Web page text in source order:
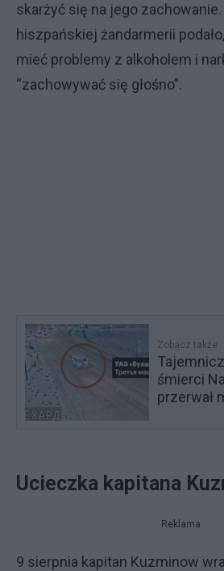
skarżyć się na jego zachowanie.
hiszpańskiej żandarmerii
mieć problemy z alkoholem i
“zachowywać się głośno”.
Zobacz także
śmierci
przerwał
Ucieczka kapitana
Reklama
9 sierpnia kapitan Kuzminow